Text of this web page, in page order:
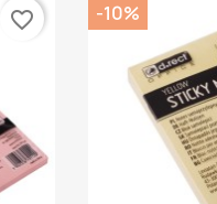
favorite_border -10%